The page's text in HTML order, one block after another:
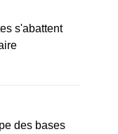
s'abattent
des bases